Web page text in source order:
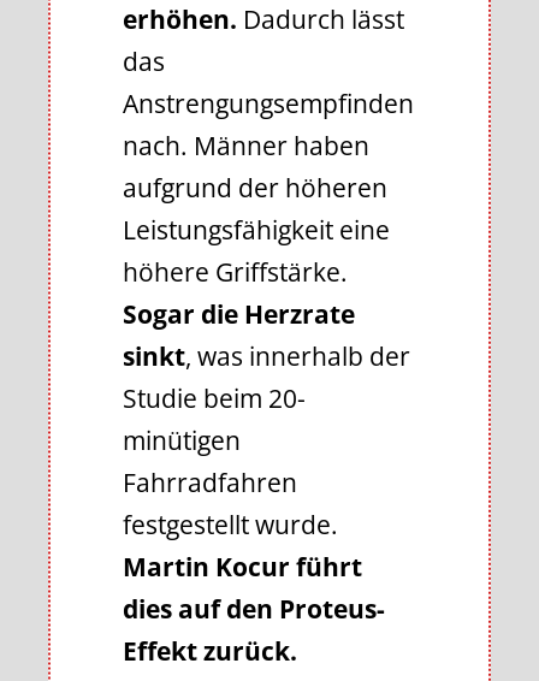
erhöhen. Dadurch lässt
das
Anstrengungsempfinden
nach. Männer haben
aufgrund der höheren
Leistungsfähigkeit eine
höhere Griffstärke.
Sogar die Herzrate
sinkt, was innerhalb der
Studie beim 20-
minütigen
Fahrradfahren
festgestellt wurde.
Martin Kocur führt
dies auf den Proteus-
Effekt zurück.